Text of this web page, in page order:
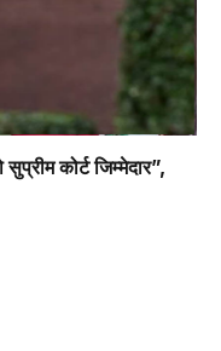
कोर्ट जिम्मेदार”,